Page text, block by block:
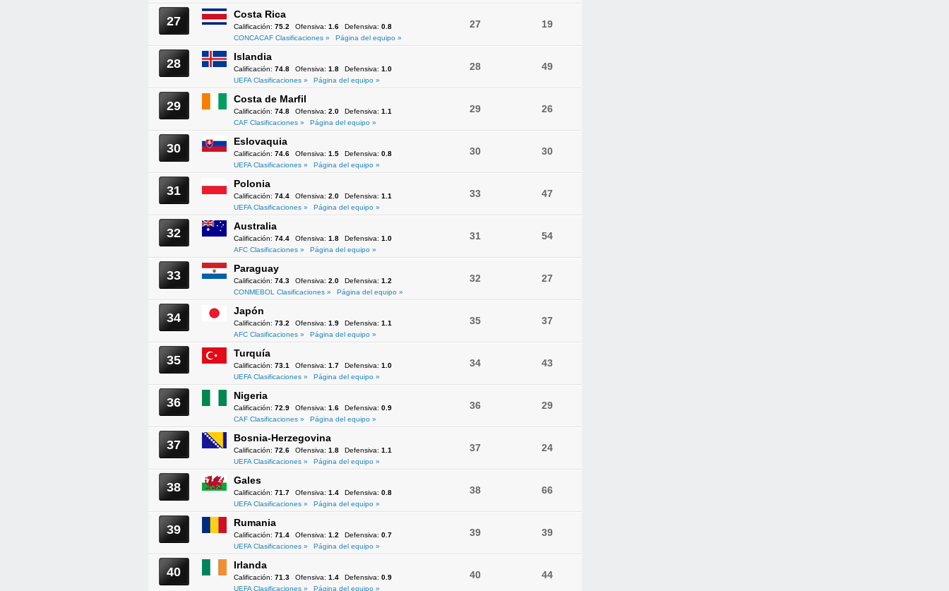
27 Costa Rica
Calificación: 75.2 Ofensiva: 1.6 Defensiva: 0.8
CONCACAF Clasificaciones »
Página del equipo »
27 19
28 Islandia
Calificación: 74.8 Ofensiva: 1.8 Defensiva: 1.0
UEFA Clasificaciones »
Página del equipo »
28 49
29 Costa de Marfil
Calificación: 74.8 Ofensiva: 2.0 Defensiva: 1.1
CAF Clasificaciones »
Página del equipo »
29 26
30 Eslovaquia
Calificación: 74.6 Ofensiva: 1.5 Defensiva: 0.8
UEFA Clasificaciones »
Página del equipo »
30 30
31 Polonia
Calificación: 74.4 Ofensiva: 2.0 Defensiva: 1.1
UEFA Clasificaciones »
Página del equipo »
33 47
32 Australia
Calificación: 74.4 Ofensiva: 1.8 Defensiva: 1.0
AFC Clasificaciones »
Página del equipo »
31 54
33 Paraguay
Calificación: 74.3 Ofensiva: 2.0 Defensiva: 1.2
CONMEBOL Clasificaciones »
Página del equipo »
32 27
34 Japón
Calificación: 73.2 Ofensiva: 1.9 Defensiva: 1.1
AFC Clasificaciones »
Página del equipo »
35 37
35 Turquía
Calificación: 73.1 Ofensiva: 1.7 Defensiva: 1.0
UEFA Clasificaciones »
Página del equipo »
34 43
36 Nigeria
Calificación: 72.9 Ofensiva: 1.6 Defensiva: 0.9
CAF Clasificaciones »
Página del equipo »
36 29
37 Bosnia-Herzegovina
Calificación: 72.6 Ofensiva: 1.8 Defensiva: 1.1
UEFA Clasificaciones »
Página del equipo »
37 24
38 Gales
Calificación: 71.7 Ofensiva: 1.4 Defensiva: 0.8
UEFA Clasificaciones »
Página del equipo »
38 66
39 Rumania
Calificación: 71.4 Ofensiva: 1.2 Defensiva: 0.7
UEFA Clasificaciones »
Página del equipo »
39 39
40 Irlanda
Calificación: 71.3 Ofensiva: 1.4 Defensiva: 0.9
UEFA Clasificaciones »
Página del equipo »
40 44